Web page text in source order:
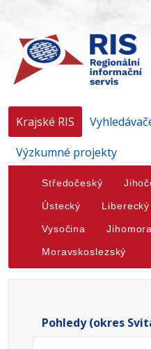
Krajské RIS
Výzkumné projekty
Středočeský
Ústecký Liberecký
Vysočina
Moravskoslezský
Pohledy (okres